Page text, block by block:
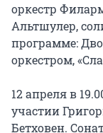
оркестр
Альтшулер,
программе:
оркестром,
12 апреля в
участии
Бетховен.